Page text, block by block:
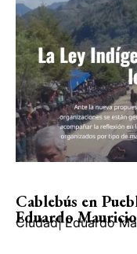
Cablebús en
Eduardo
Ciudad| Eduardo